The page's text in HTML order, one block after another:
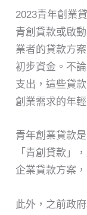
2023青年創業
青創貸款或啟
業者的貸款方
初步資金。不
支出，這些貸
創業需求的年輕
青年創業貸款
「青創貸款」
企業貸款方案
此外，之前政